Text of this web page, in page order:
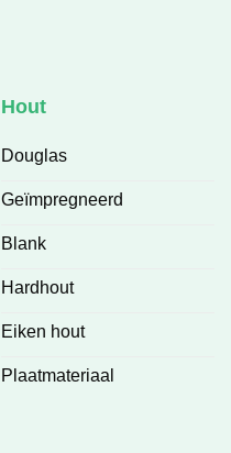
Hout
Douglas
Geïmpregneerd
Blank
Hardhout
Eiken hout
Plaatmateriaal